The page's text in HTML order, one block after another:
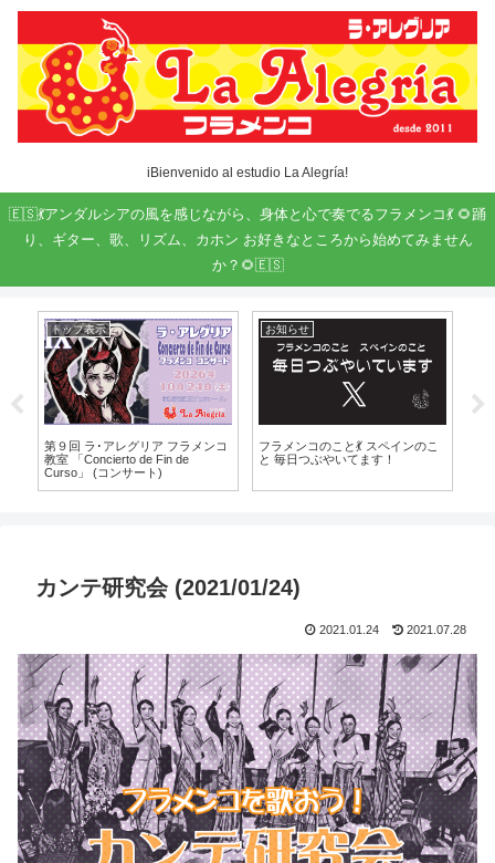
iBienvenido al estudio La Alegría!
🇪🇸💃アンダルシアの風を感じながら、身体と心で奏でるフラメンコ💃 🌻踊
り、ギター、歌、リズム、カホン お好きなところから始めてみません
か？🌻🇪🇸
トップ表示
第９回 ラ･アレグリア フラメンコ
教室 「Concierto de Fin de
Curso」 (コンサート)
お知らせ
フラメンコのこと💃 スペインのこ
と 毎日つぶやいてます！
カンテ研究会 (2021/01/24)
2021.01.24 2021.07.28